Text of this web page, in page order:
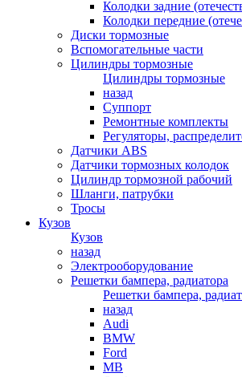
Колодки задние
Колодки передние
Диски тормозные
Вспомогательные части
Цилиндры тормозные
Цилиндры тормозные
назад
Суппорт
Ремонтные комплекты
Регуляторы,
Датчики ABS
Датчики тормозных колодок
Цилиндр тормозной рабочий
Шланги, патрубки
Тросы
Кузов
Кузов
назад
Электрооборудование
Решетки бампера, радиатора
Решетки бампера,
назад
Audi
BMW
Ford
MB